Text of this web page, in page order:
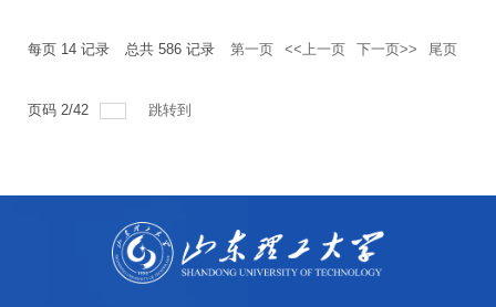
每页 14 记录 总共 586 记录 第一页 <<上一页 下一页>> 尾页
页码 2/42 跳转到